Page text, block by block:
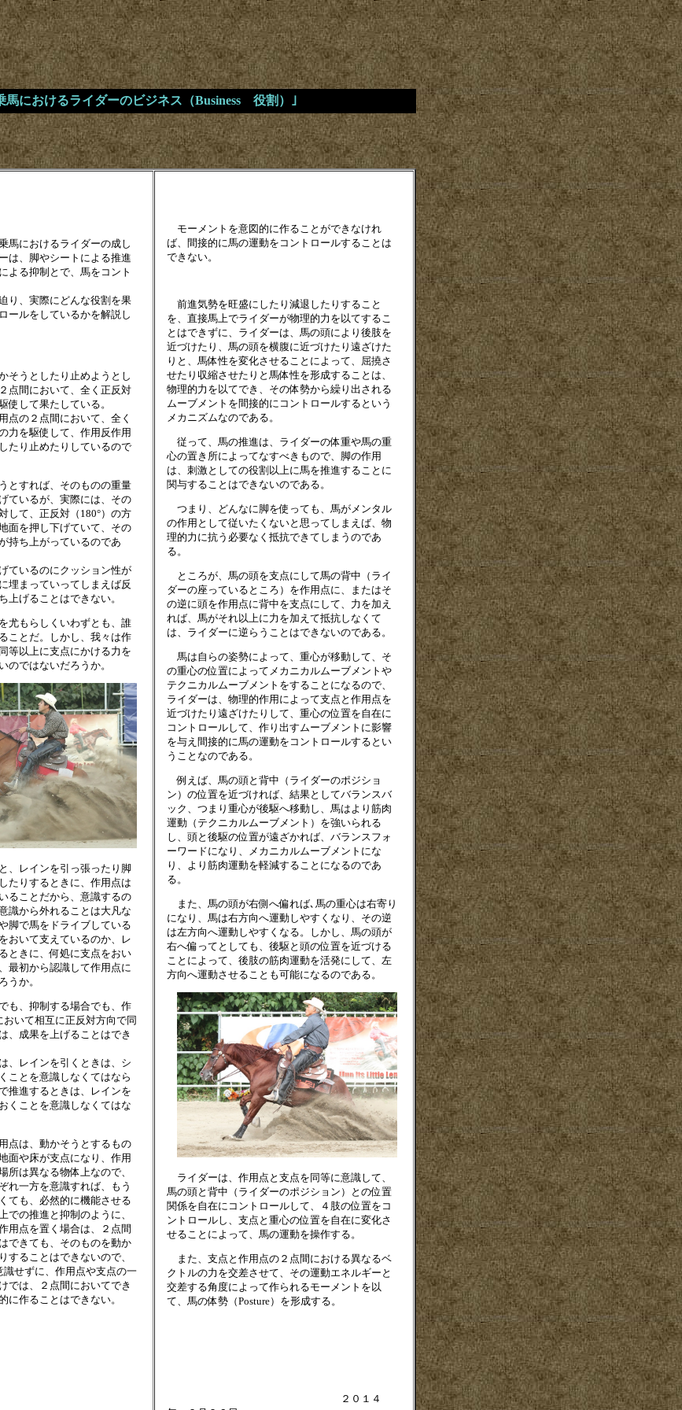
馬におけるライダーのビジネス（Business 役割）｣
馬におけるライダーの成し
は、脚やシートによる推進
よる抑制とで、馬をコント
り、実際にどんな役割を果
ールをしているかを解説し
そうとしたり止めようとし
点間において、全く正反対
使して果たしている。
点の２点間において、全く
力を駆使して、作用反作用
たり止めたりしているので
とすれば、そのものの重量
ているが、実際には、その
して、正反対（180°）の方
面を押し下げていて、その
持ち上がっているのであ
ているのにクッション性が
埋まっていってしまえば反
上げることはできない。
尤もらしくいわずとも、誰
ことだ。しかし、我々は作
等以上に支点にかける力を
のではないだろうか。
、レインを引っ張ったり脚
たりするときに、作用点は
ることだから、意識するの
識から外れることは大凡な
脚で馬をドライブしている
おいて支えているのか、レ
ときに、何処に支点をおい
最初から認識して作用点に
うか。
も、抑制する場合でも、作
いて相互に正反対方向で同
、成果を上げることはでき
、レインを引くときは、シ
ことを意識しなくてはなら
推進するときは、レインを
くことを意識しなくてはな
点は、動かそうとするもの
面や床が支点になり、作用
所は異なる物体上なので、
れ一方を意識すれば、もう
ても、必然的に機能させる
での推進と抑制のように、
用点を置く場合は、２点間
できても、そのものを動か
することはできないので、
せずに、作用点や支点の一
では、２点間においてでき
に作ることはできない。
モーメントを意図的に作ることができなけれ
ば、間接的に馬の運動をコントロールすることは
できない。
前進気勢を旺盛にしたり減退したりすること
を、直接馬上でライダーが物理的力を以てするこ
とはできずに、ライダーは、馬の頭により後肢を
近づけたり、馬の頭を横腹に近づけたり遠ざけた
りと、馬体性を変化させることによって、屈撓さ
せたり収縮させたりと馬体性を形成することは、
物理的力を以てでき、その体勢から繰り出される
ムーブメントを間接的にコントロールするという
メカニズムなのである。
従って、馬の推進は、ライダーの体重や馬の重
心の置き所によってなすべきもので、脚の作用
は、刺激としての役割以上に馬を推進することに
関与することはできないのである。
つまり、どんなに脚を使っても、馬がメンタル
の作用として従いたくないと思ってしまえば、物
理的力に抗う必要なく抵抗できてしまうのであ
る。
ところが、馬の頭を支点にして馬の背中（ライ
ダーの座っているところ）を作用点に、またはそ
の逆に頭を作用点に背中を支点にして、力を加え
れば、馬がそれ以上に力を加えて抵抗しなくて
は、ライダーに逆らうことはできないのである。
馬は自らの姿勢によって、重心が移動して、そ
の重心の位置によってメカニカルムーブメントや
テクニカルムーブメントをすることになるので、
ライダーは、物理的作用によって支点と作用点を
近づけたり遠ざけたりして、重心の位置を自在に
コントロールして、作り出すムーブメントに影響
を与え間接的に馬の運動をコントロールするとい
うことなのである。
例えば、馬の頭と背中（ライダーのポジショ
ン）の位置を近づければ、結果としてバランスバ
ック、つまり重心が後駆へ移動し、馬はより筋肉
運動（テクニカルムーブメント）を強いられる
し、頭と後駆の位置が遠ざかれば、バランスフォ
ーワードになり、メカニカルムーブメントにな
り、より筋肉運動を軽減することになるのであ
る。
また、馬の頭が右側へ偏れば､馬の重心は右寄り
になり、馬は右方向へ運動しやすくなり、その逆
は左方向へ運動しやすくなる。しかし、馬の頭が
右へ偏ってとしても、後駆と頭の位置を近づける
ことによって、後肢の筋肉運動を活発にして、左
方向へ運動させることも可能になるのである。
ライダーは、作用点と支点を同等に意識して、
馬の頭と背中（ライダーのポジション）との位置
関係を自在にコントロールして、４肢の位置をコ
ントロールし、支点と重心の位置を自在に変化さ
せることによって、馬の運動を操作する。
また、支点と作用点の２点間における異なるベ
クトルの力を交差させて、その運動エネルギーと
交差する角度によって作られるモーメントを以
て、馬の体勢（Posture）を形成する。
２０１４